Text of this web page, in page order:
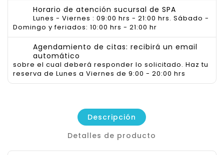
Horario de atención sucursal de SPA
Lunes - Viernes : 09:00 hrs - 21:00 hrs. Sábado -
Domingo y feriados: 10:00 hrs - 21:00 hr
Agendamiento de citas: recibirá un email
automático
sobre el cual deberá responder lo solicitado. Haz tu
reserva de Lunes a Viernes de 9:00 - 20:00 hrs
Descripción
Detalles de producto